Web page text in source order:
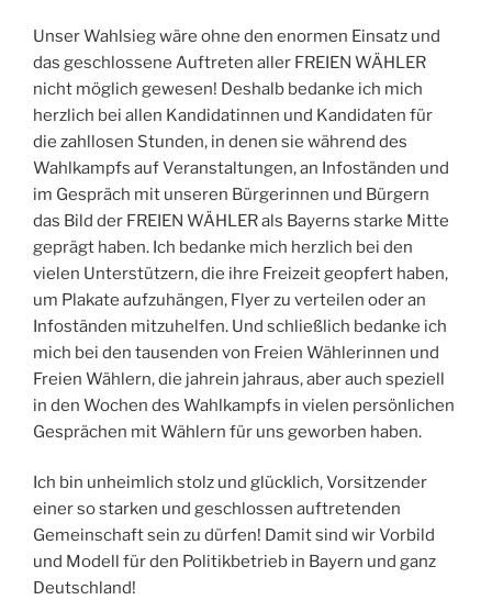
Unser Wahlsieg wäre ohne den enormen Einsatz und
das geschlossene Auftreten aller FREIEN WÄHLER
nicht möglich gewesen! Deshalb bedanke ich mich
herzlich bei allen Kandidatinnen und Kandidaten für
die zahllosen Stunden, in denen sie während des
Wahlkampfs auf Veranstaltungen, an Infoständen und
im Gespräch mit unseren Bürgerinnen und Bürgern
das Bild der FREIEN WÄHLER als Bayerns starke Mitte
geprägt haben. Ich bedanke mich herzlich bei den
vielen Unterstützern, die ihre Freizeit geopfert haben,
um Plakate aufzuhängen, Flyer zu verteilen oder an
Infoständen mitzuhelfen. Und schließlich bedanke ich
mich bei den tausenden von Freien Wählerinnen und
Freien Wählern, die jahrein jahraus, aber auch speziell
in den Wochen des Wahlkampfs in vielen persönlichen
Gesprächen mit Wählern für uns geworben haben.
Ich bin unheimlich stolz und glücklich, Vorsitzender
einer so starken und geschlossen auftretenden
Gemeinschaft sein zu dürfen! Damit sind wir Vorbild
und Modell für den Politikbetrieb in Bayern und ganz
Deutschland!